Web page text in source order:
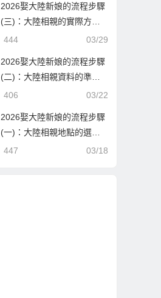
2026娶大陸新娘的流程步驟
(三)：大陸相親的實際方式
與流程！
03/29
444
2026娶大陸新娘的流程步驟
(二)：大陸相親資料的準備
與報名確認！
03/22
406
2026娶大陸新娘的流程步驟
(一)：大陸相親地點的選
擇！
03/18
447